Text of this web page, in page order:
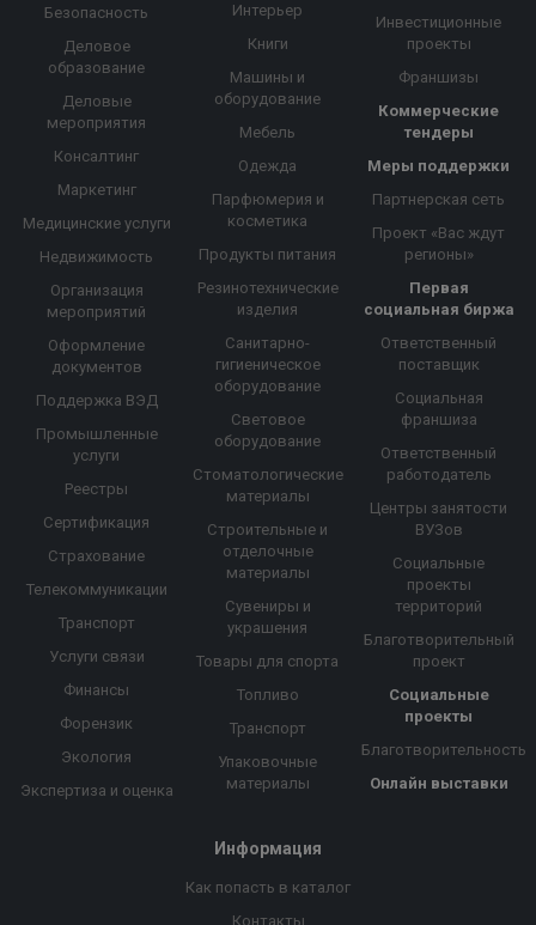
Безопасность
Деловое
образование
Деловые
мероприятия
Консалтинг
Маркетинг
Медицинские услуги
Недвижимость
Организация
мероприятий
Оформление
документов
Поддержка ВЭД
Промышленные
услуги
Реестры
Сертификация
Страхование
Телекоммуникации
Транспорт
Услуги связи
Финансы
Форензик
Экология
Экспертиза и оценка
Интерьер
Книги
Машины и
оборудование
Мебель
Одежда
Парфюмерия и
косметика
Продукты питания
Резинотехнические
изделия
Санитарно-
гигиеническое
оборудование
Световое
оборудование
Стоматологические
материалы
Строительные и
отделочные
материалы
Сувениры и
украшения
Товары для спорта
Топливо
Транспорт
Упаковочные
материалы
Инвестиционные
проекты
Франшизы
Коммерческие
тендеры
Меры поддержки
Партнерская сеть
Проект «Вас ждут
регионы»
Первая
социальная биржа
Ответственный
поставщик
Социальная
франшиза
Ответственный
работодатель
Центры занятости
ВУЗов
Социальные
проекты
территорий
Благотворительный
проект
Социальные
проекты
Благотворительность
Онлайн выставки
Информация
Как попасть в каталог
Контакты